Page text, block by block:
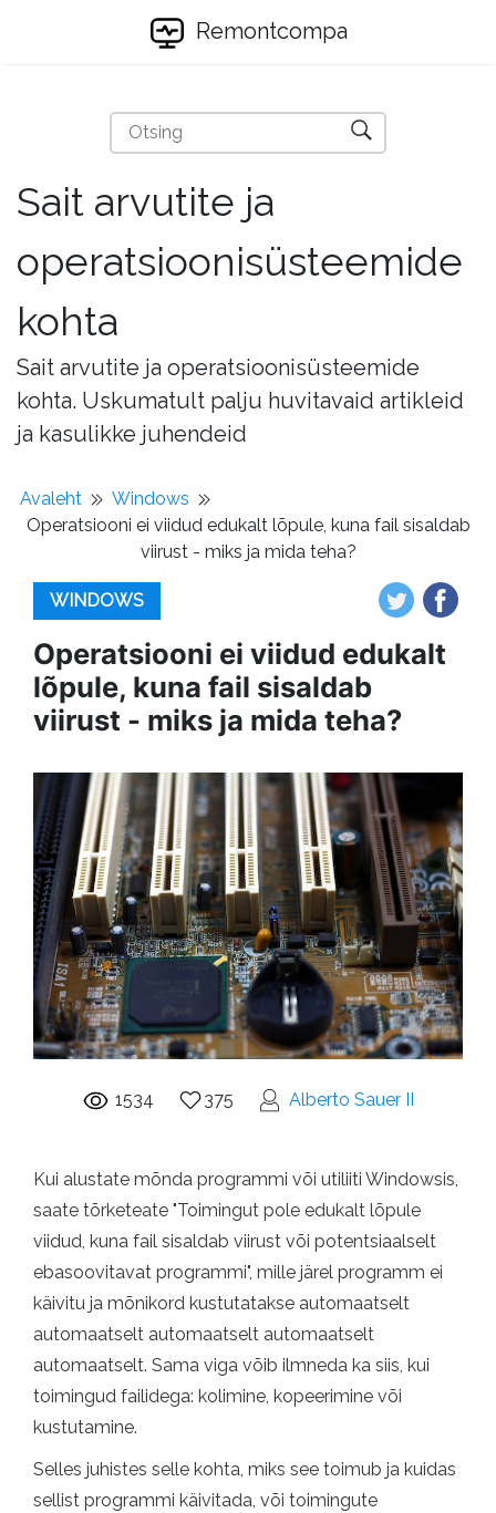
Remontcompa
Sait arvutite ja
operatsioonisüsteemide
kohta
Sait arvutite ja operatsioonisüsteemide
kohta. Uskumatult palju huvitavaid artikleid
ja kasulikke juhendeid
Avaleht
Windows
Operatsiooni ei viidud edukalt lõpule, kuna fail sisaldab
viirust - miks ja mida teha?
WINDOWS
Operatsiooni ei viidud edukalt
lõpule, kuna fail sisaldab
viirust - miks ja mida teha?
1534 375 Alberto Sauer II
Kui alustate mõnda programmi või utiliiti Windowsis,
saate tõrketeate "Toimingut pole edukalt lõpule
viidud, kuna fail sisaldab viirust või potentsiaalselt
ebasoovitavat programmi", mille järel programm ei
käivitu ja mõnikord kustutatakse automaatselt
automaatselt automaatselt automaatselt
automaatselt. Sama viga võib ilmneda ka siis, kui
toimingud failidega: kolimine, kopeerimine või
kustutamine.
Selles juhistes selle kohta, miks see toimub ja kuidas
sellist programmi käivitada, või toimingute